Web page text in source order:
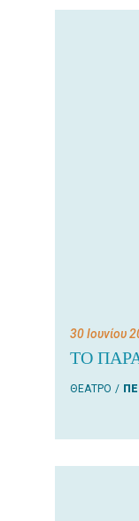
30 Ιουνίου
ΤΟ
ΘΕΑΤΡΟ